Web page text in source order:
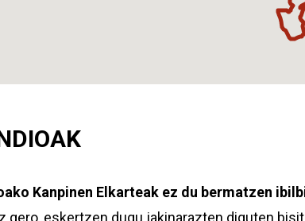
Kanpinen Elkarteak ez du bermatzen